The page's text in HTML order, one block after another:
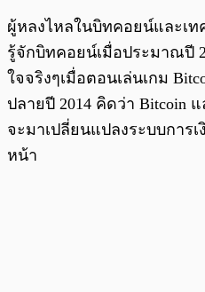
ผู้หลงไหลในบิทคอยน์และเท
รู้จักบิทคอยน์เมื่อประมาณปี
ใจจริงๆเมื่อตอนเล่นเกม
ปลายปี 2014 คิดว่า Bitcoin
จะมาเปลี่ยนแปลงระบบการ
หน้า